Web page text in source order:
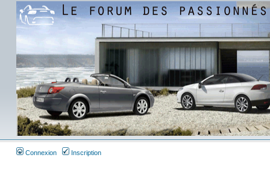
Connexion Inscription